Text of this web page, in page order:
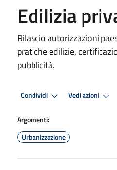
Edilizia
Rilascio autorizzazioni
pratiche edilizie,
pubblicità.
Condividi Vedi azioni
Argomenti:
Urbanizzazione